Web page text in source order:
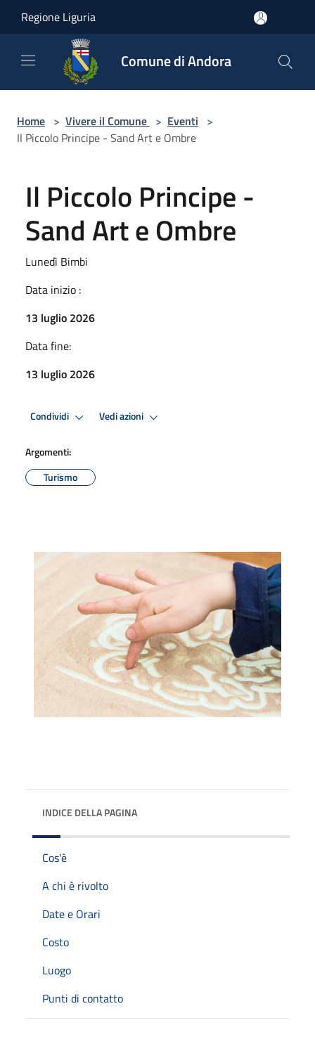
Regione Liguria
Comune di Andora
Home > Vivere il Comune > Eventi >
Il Piccolo Principe - Sand Art e Ombre
Il Piccolo Principe -
Sand Art e Ombre
Lunedì Bimbi
Data inizio :
13 luglio 2026
Data fine:
13 luglio 2026
Condividi Vedi azioni
Argomenti:
Turismo
INDICE DELLA PAGINA
Cos'è
A chi è rivolto
Date e Orari
Costo
Luogo
Punti di contatto